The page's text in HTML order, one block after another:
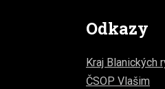
Odkazy
Kraj Blanických
ČSOP Vlašim